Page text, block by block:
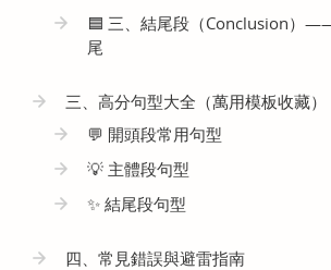
🟦 三、結尾段（Conclusion）
尾
三、高分句型大全（萬用模板收藏）
💬 開頭段常用句型
💡 主體段句型
✨ 結尾段句型
四、常見錯誤與避雷指南